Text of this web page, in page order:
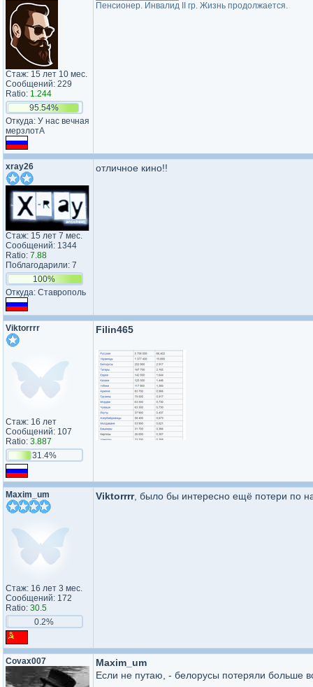
Стаж: 15 лет 10 мес.
Сообщений: 229
Ratio: 1.244
95.54%
Откуда: У нас вечная
мерзлотА
Пенсионер. Инвалид II гр. Жизнь продолжается.
xray26
Стаж: 15 лет 7 мес.
Сообщений: 1344
Ratio: 7.88
Поблагодарили: 7
100%
Откуда: Ставрополь
отличное кино!!
Viktorrrr
Стаж: 16 лет
Сообщений: 107
Ratio: 3.887
31.4%
Filin465
Maxim_um
Стаж: 16 лет 3 мес.
Сообщений: 172
Ratio: 30.5
0.2%
Viktorrrr, было бы интересно ещё потери по
Covax007
Maxim_um
Если не путаю, - белорусы потеряли больше